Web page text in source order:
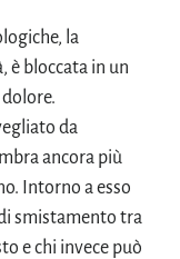
la
è bloccata in un
da
ancora più
Intorno a esso
smistamento tra
e chi invece può